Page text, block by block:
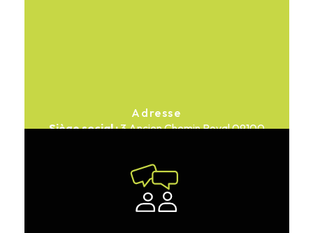
Adresse
3 Ancien Chemin Royal09100